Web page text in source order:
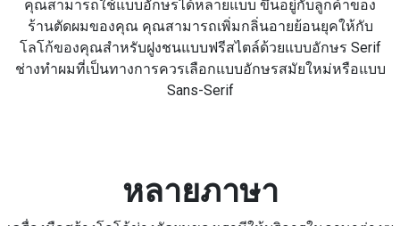
คุณสามารถใช้แบบอักษรได้หลายแบบ ขึ้นอยู่กับลูกค้าของ
ร้านตัดผมของคุณ คุณสามารถเพิ่มกลิ่นอายย้อนยุคให้กับ
โลโก้ของคุณสำหรับฝูงชนแบบฟรีสไตล์ด้วยแบบอักษร Serif
ช่างทำผมที่เป็นทางการควรเลือกแบบอักษรสมัยใหม่หรือแบบ
Sans-Serif
หลายภาษา